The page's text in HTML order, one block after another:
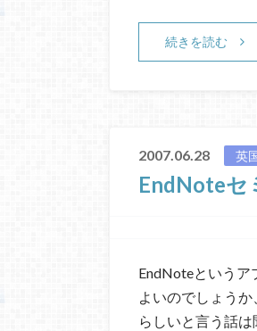
続きを読む
2007.06.28 英
EndNoteセ
EndNoteというア
よいのでしょう
らしいと言う話